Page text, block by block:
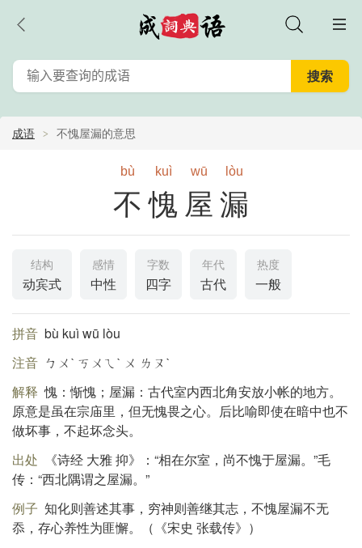
成语 不愧屋漏的意思
bù kuì wū lòu
不愧屋漏
结构
动宾式
感情
中性
字数
四字
年代
古代
热度
一般
拼音 bù kuì wū lòu
注音 ㄅㄨˋ ㄎㄨㄟˋ ㄨ ㄌㄡˋ
解释 愧：惭愧；屋漏：古代室内西北角安放小帐的地方。
原意是虽在宗庙里，但无愧畏之心。后比喻即使在暗中也不
做坏事，不起坏念头。
出处
《诗经 大雅 抑》：“相在尔室，尚不愧于屋漏。”毛
传：“西北隅谓之屋漏。”
例子 知化则善述其事，穷神则善继其志，不愧屋漏不无
忝，存心养性为匪懈。（《宋史 张载传》）